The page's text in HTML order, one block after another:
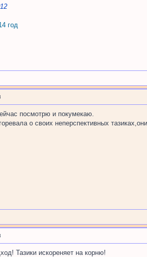
год
посмотрю и покумекаю.
о своих неперспективных
Тазики искореняет на корню!